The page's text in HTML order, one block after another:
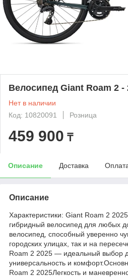
Велосипед Giant Roam 2 -
Нет в наличии
Код: 10820091
Розница
459 900 ₸
Описание Доставка
Описание
Характеристики: Giant Roam 2
гибридный велосипед для любых
велосипед, способный уверенно
городских улицах, так и на
Roam 2 2025 — идеальный выбор
универсальность и
Roam 2 2025Легкость и